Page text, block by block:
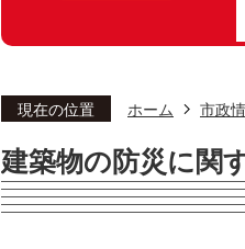
現在の位置 ホーム 市政
建築物の防災に関